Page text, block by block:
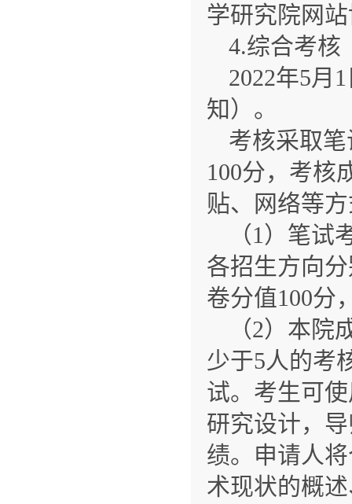
学研究院网
4.综合考核
2022年5月
知）。
考核采取
100分，考核
贴、网络等
（1）笔
各招生方向
卷分值100分
（2）本
少于5人的考
试。考生可
研究设计，
绩。申请人
术现状的概